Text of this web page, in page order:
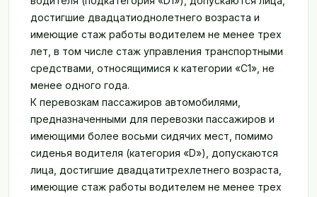
БЛОГ
Блог
достигшие двадцатиоднолетнего возраста и
имеющие стаж работы водителем не менее трех
лет, в том числе стаж управления транспортными
средствами, относящимися к категории «С1», не
менее одного года.
К перевозкам пассажиров автомобилями,
предназначенными для перевозки пассажиров и
имеющими более восьми сидячих мест, помимо
сиденья водителя (категория «D»), допускаются
лица, достигшие двадцатитрехлетнего возраста,
имеющие стаж работы водителем не менее трех